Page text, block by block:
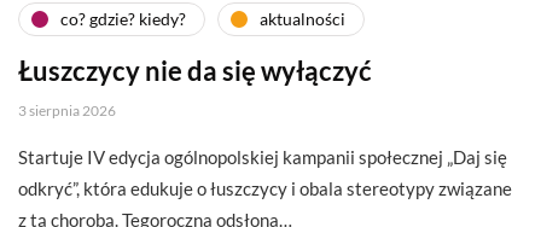
co? gdzie? kiedy? aktualności
Łuszczycy nie da się wyłączyć
3 sierpnia 2026
Startuje IV edycja ogólnopolskiej kampanii społecznej „Daj się
odkryć”, która edukuje o łuszczycy i obala stereotypy związane
z tą chorobą. Tegoroczna odsłona…